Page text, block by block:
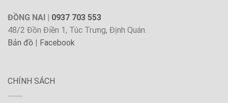
ĐỒNG NAI | 0937 703 553
48/2 Đồn Điền 1, Túc Trưng, Định Quán.
Bản đồ | Facebook
CHÍNH SÁCH